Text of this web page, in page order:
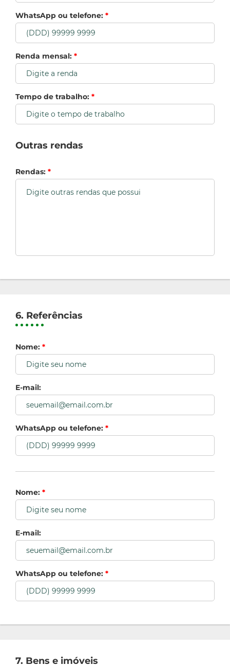
WhatsApp ou telefone: *
Renda mensal: *
Tempo de trabalho: *
Outras rendas
Rendas: *
6. Referências
Nome: *
E-mail:
WhatsApp ou telefone: *
Nome: *
E-mail:
WhatsApp ou telefone: *
7. Bens e imóveis